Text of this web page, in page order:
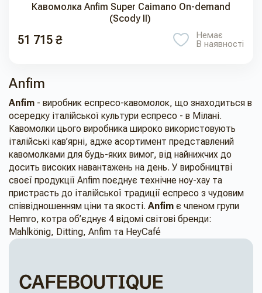
Кавомолка Anfim Super Caimano On-demand
(Scody II)
51 715 ₴
Немає
В наявності
Anfim
Anfim - виробник еспресо-кавомолок, що знаходиться в
осередку італійської культури еспресо - в Мілані.
Кавомолки цього виробника широко використовують
італійські кав’ярні, адже асортимент представлений
кавомолками для будь-яких вимог, від найнижчих до
досить високих навантажень на день. У виробництві
своєї продукції Anfim поєднує технічне ноу-хау та
пристрасть до італійської традиції еспресо з чудовим
співвідношенням ціни та якості. Anfim є членом групи
Hemro, котра об’єднує 4 відомі світові бренди:
Mahlkönig, Ditting, Anfim та HeyCafé